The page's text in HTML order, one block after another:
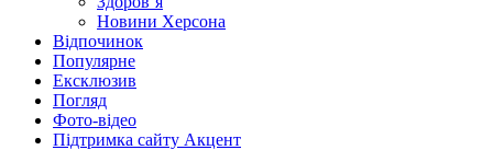
Новини Херсона
Відпочинок
Популярне
Ексклюзив
Погляд
Фото-відео
Підтримка сайту Акцент